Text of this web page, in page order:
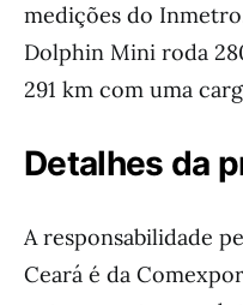
medições do
Dolphin Mini roda
291 km com uma
Detalhes da
A responsabilidade
Ceará é da